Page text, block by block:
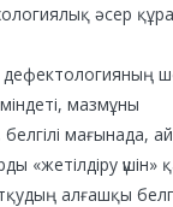
әсер
мазмұны
мағынада,
«жетілдіру үшін»
алғашқы